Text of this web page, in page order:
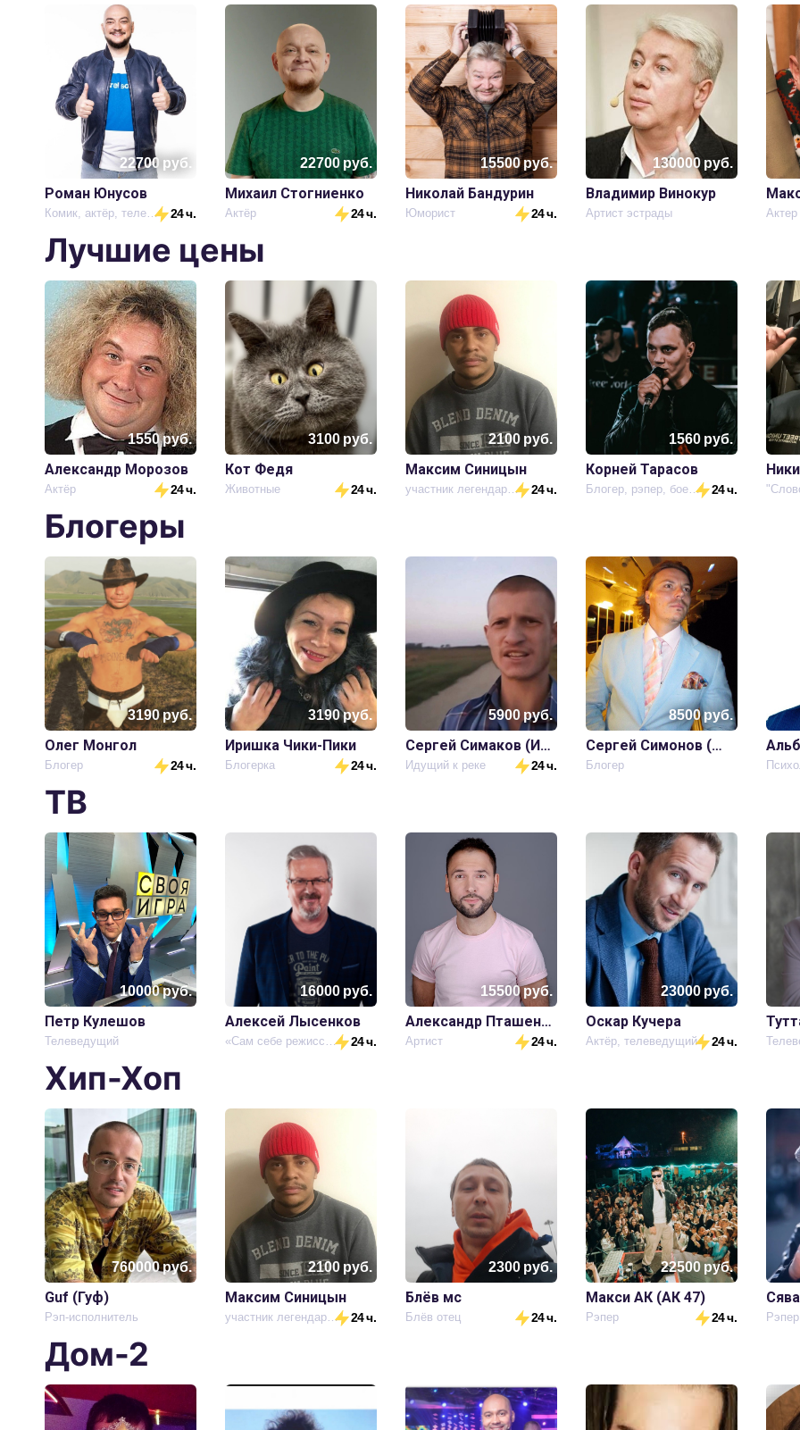
22700 руб.
Роман Юнусов
Комик, актёр, телеведущий 24 ч.
22700руб.
Михаил Стогниенко
Актёр 24 ч.
15500руб.
Николай Бандурин
Юморист 24 ч.
130000руб.
Владимир Винокур
Артист эстрады Актер
Лучшие цены
1550руб.
Александр Морозов
Актёр 24 ч.
3100руб.
Кот Федя
Животные 24 ч.
2100руб.
Максим Синицын
участник легендарной группы kunteynir 24 ч.
1560руб.
Корней Тарасов
Блогер, рэпер, боец! Гангстер в России 24 ч.
Блогеры
3190руб.
Олег Монгол
Блогер 24 ч.
3190руб.
Иришка Чики-Пики
Блогерка 24 ч.
5900руб.
Сергей Симаков (Идущий к реке)
Идущий к реке 24 ч.
8500руб.
Сергей Симонов (Дон Симон)
Блогер
ТВ
10000руб.
Петр Кулешов
Телеведущий
16000руб.
Алексей Лысенков
«Сам себе режиссёр» 24 ч.
15500руб.
Александр Пташенчук
Артист 24 ч.
23000руб.
Оскар Кучера
Актёр, телеведущий 24 ч.
Хип-Хоп
760000руб.
Guf (Гуф)
Рэп-исполнитель
2100руб.
Максим Синицын
участник легендарной группы kunteynir 24 ч.
2300руб.
Блёв мс
Блёв отец 24 ч.
22500руб.
Макси АК (АК 47)
Рэпер 24 ч.
Сява
Рэпер
Дом-2